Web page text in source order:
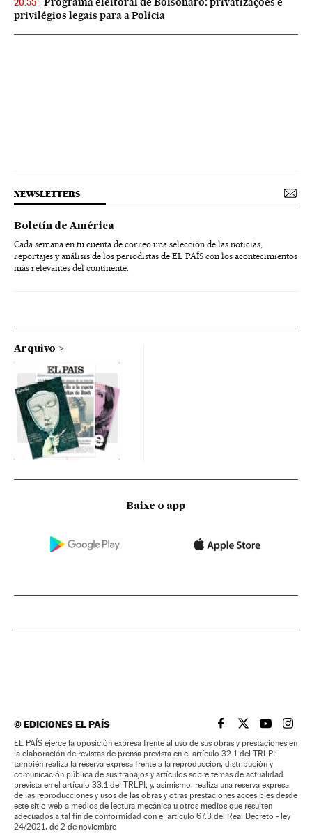
20:55
privilégios legais para a Polícia
NEWSLETTERS
Boletín de América
Cada semana en tu cuenta de correo una selección de las noticias,
reportajes y análisis de los periodistas de EL PAÍS con los acontecimientos
más relevantes del continente.
Arquivo
Baixe o app
©EDICIONES EL PAÍS EL PAÍS BRASIL EN
EL PAÍSEL PAÍS
EL
EL PAÍS ejerce la oposición expresa frente al uso de sus obras y prestaciones en
la elaboración de revistas de prensa prevista en el artículo 32.1 del TRLPI;
también realiza la reserva expresa frente a la reproducción, distribución y
comunicación pública de sus trabajos y artículos sobre temas de actualidad
prevista en el artículo 33.1 del TRLPI; y, asimismo, realiza una reserva expresa
de las reproducciones y usos de las obras y otras prestaciones accesibles desde
este sitio web a medios de lectura mecánica u otros medios que resulten
adecuados a tal fin de conformidad con el artículo 67.3 del Real Decreto - ley
24/2021, de 2 de noviembre